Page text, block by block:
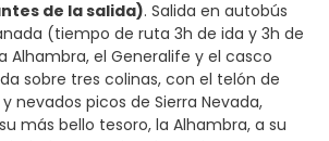
de la salida). Salida en autobús
(tiempo de ruta 3h de ida y 3h de
Alhambra, el Generalife y el casco
sobre tres colinas, con el telón de
nevados picos de Sierra Nevada,
más bello tesoro, la Alhambra, a su